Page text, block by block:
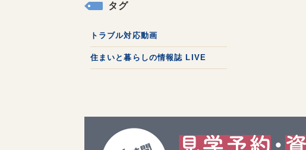
タグ
トラブル対応動画
住まいと暮らしの情報誌 LIVE